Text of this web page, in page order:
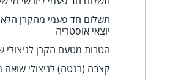
תשלום חד פעמי מהקרן
יוצאי אוסטריה
הטבות מטעם הקרן לניצולי
קצבה (רנטה) לניצולי